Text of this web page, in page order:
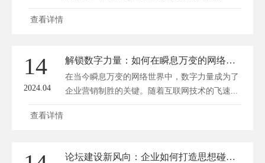
流、...
查看详情
14
2024.04
解锁数字力量：如何在瞬息万变的网络世界中营销制胜？
在当今瞬息万变的网络世界中，数字力量成为了
企业营销制胜的关键。随着互联网技术的飞速...
查看详情
论坛建设新风向：企业如何打造思想碰撞的新空间